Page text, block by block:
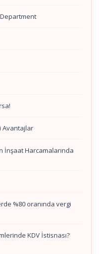
Avantajlar
İnşaat Harcamalarında
%80 oranında vergi
KDV İstisnası?